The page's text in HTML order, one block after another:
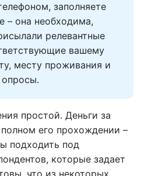
заполняете
– она необходима,
релевантные
вашему
месту проживания и
простой. Деньги за
его прохождении –
подходить под
которые задает
что из некоторых